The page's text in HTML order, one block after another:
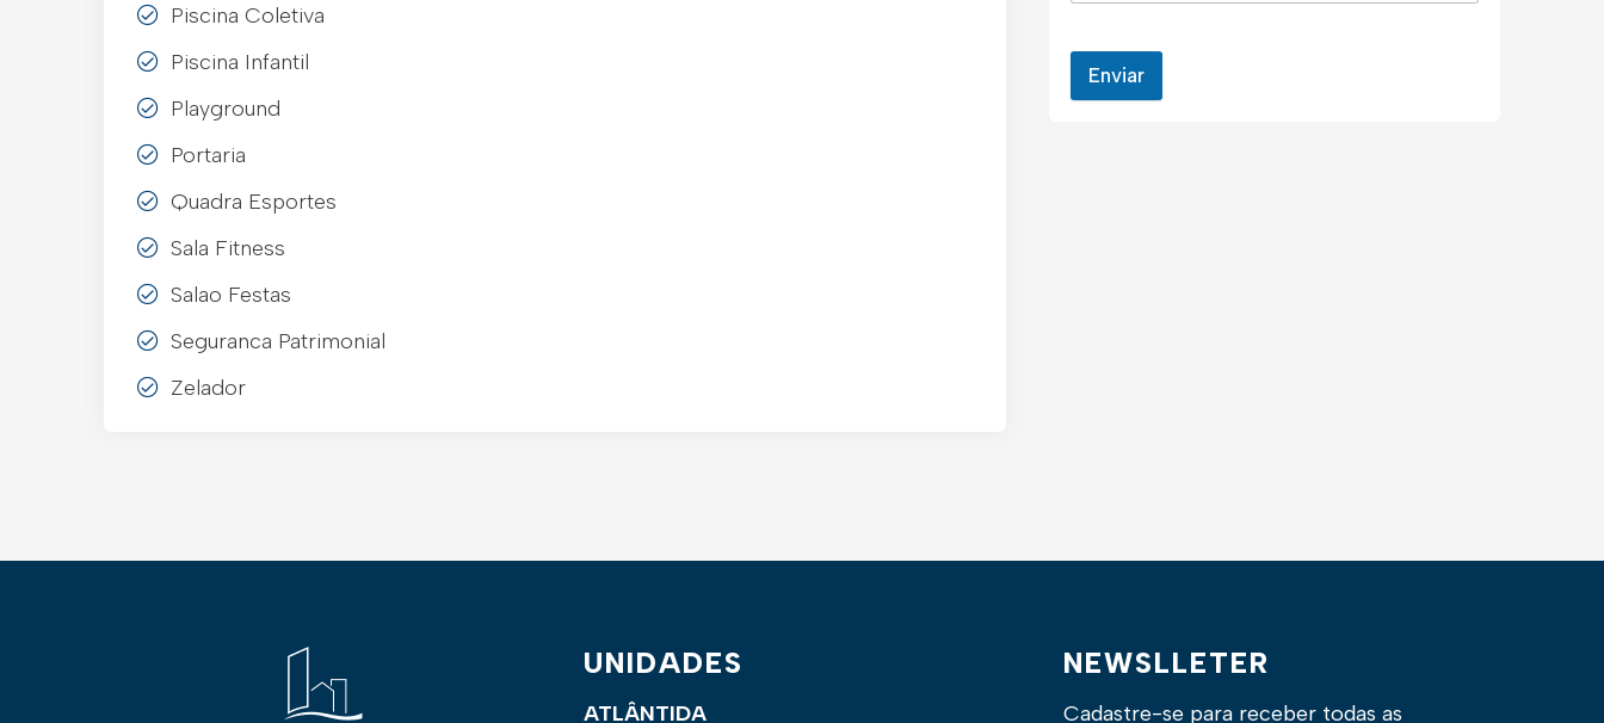
Piscina Coletiva
Piscina Infantil
Playground
Portaria
Quadra Esportes
Sala Fitness
Salao Festas
Seguranca Patrimonial
Zelador
Enviar
UNIDADES
ATLÂNTIDA
NEWSLLETER
Cadastre-se para receber todas as